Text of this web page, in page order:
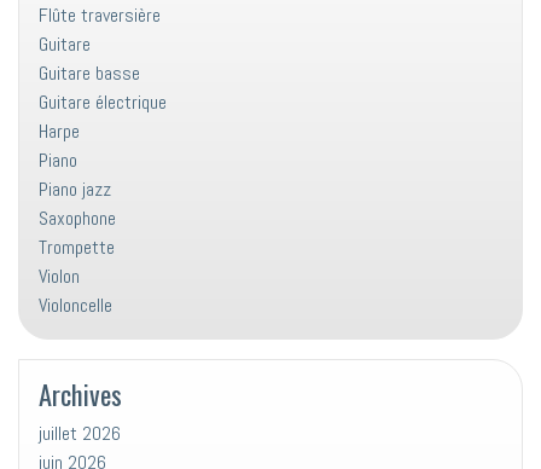
Flûte traversière
Guitare
Guitare basse
Guitare électrique
Harpe
Piano
Piano jazz
Saxophone
Trompette
Violon
Violoncelle
Archives
juillet 2026
juin 2026